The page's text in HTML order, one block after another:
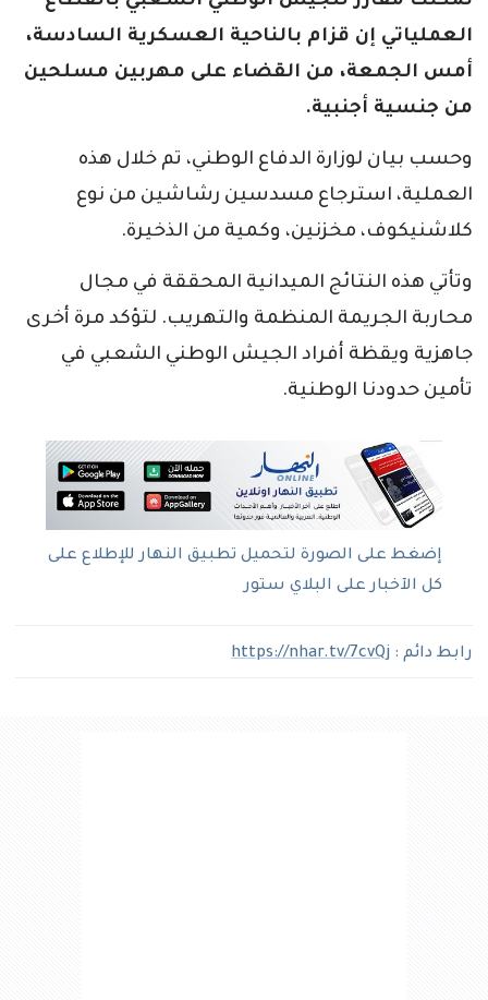
العملياتي إن قزام بالناحية العسكرية السادسة،
أمس الجمعة، من القضاء على مهربين مسلحين
من جنسية أجنبية.
وحسب بيان لوزارة الدفاع الوطني، تم خلال هذه
العملية، استرجاع مسدسين رشاشين من نوع
كلاشنيكوف، مخزنين، وكمية من الذخيرة.
وتأتي هذه النتائج الميدانية المحققة في مجال
محاربة الجريمة المنظمة والتهريب. لتؤكد مرة أخرى
جاهزية ويقظة أفراد الجيش الوطني الشعبي في
تأمين حدودنا الوطنية.
إضغط على الصورة لتحميل تطبيق النهار للإطلاع على
كل الآخبار على البلاي ستور
رابط دائم : https://nhar.tv/7cvQj